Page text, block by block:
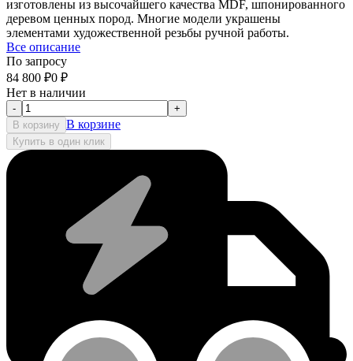
изготовлены из высочайшего качества MDF, шпонированного
деревом ценных пород. Многие модели украшены
элементами художественной резьбы ручной работы.
Все описание
По запросу
84 800 ₽0 ₽
Нет в наличии
-
+
В корзину В корзине
Купить в один клик